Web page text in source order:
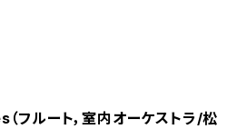
ルート，室内オーケストラ/松